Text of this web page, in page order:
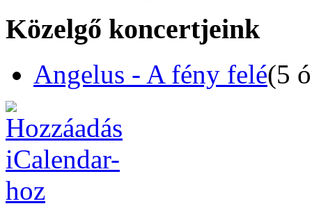
Közelgő koncertjeink
Angelus - A fény felé(5